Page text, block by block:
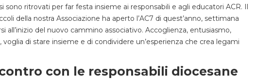
sono ritrovati per far festa insieme ai responsabili e agli educatori ACR. Il
della nostra Associazione ha aperto l’AC7 di quest’anno, settimana
all’inizio del nuovo cammino associativo. Accoglienza, entusiasmo,
di stare insieme e di condividere un’esperienza che crea legami
con le responsabili diocesane